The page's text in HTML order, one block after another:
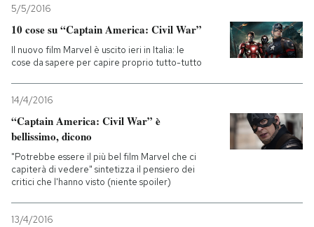
Economia
Sport
Mondiali calcio 2026
PODCAST
NEWSLETTER
I MIEI PREFERITI
5/5/2016
10 cose su “Captain America: Civil War”
Il nuovo film Marvel è uscito ieri in Italia: le
cose da sapere per capire proprio tutto-tutto
14/4/2016
“Captain America: Civil War” è
bellissimo, dicono
"Potrebbe essere il più bel film Marvel che ci
capiterà di vedere" sintetizza il pensiero dei
critici che l'hanno visto (niente spoiler)
13/4/2016